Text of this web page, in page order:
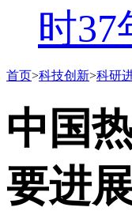
时
首页>科技创新>科研
中国
要进展